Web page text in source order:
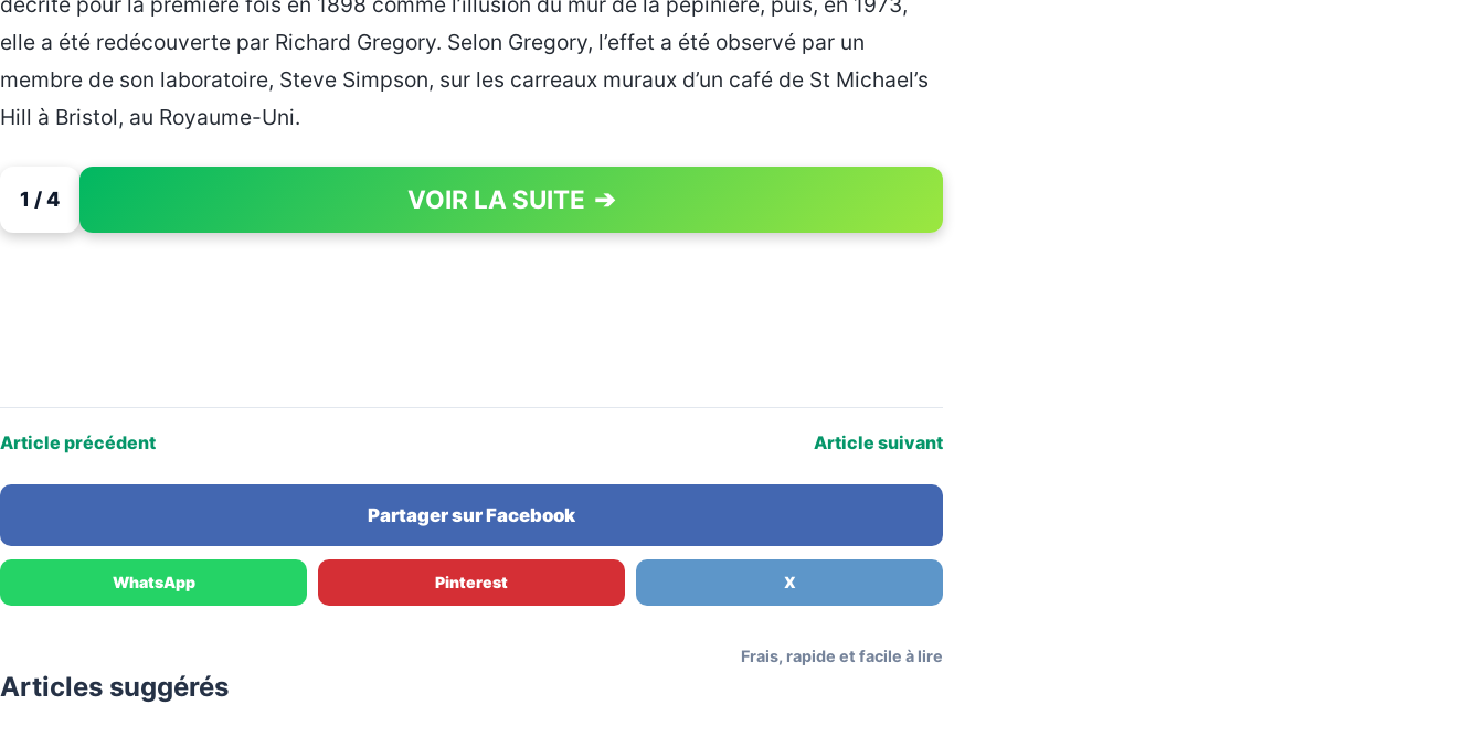
elle a été redécouverte par Richard Gregory. Selon Gregory, l’effet a été observé par un
membre de son laboratoire, Steve Simpson, sur les carreaux muraux d’un café de St Michael’s
Hill à Bristol, au Royaume-Uni.
1 / 4 VOIR LA SUITE ➔
PAGE 1 OF 4
Article précédent Article suivant
Partager sur Facebook
WhatsApp Pinterest X
Articles suggérés
Frais, rapide et facile à lire